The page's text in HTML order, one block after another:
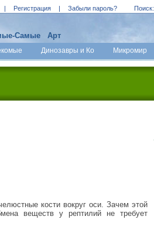
| Регистрация | Забыли пароль? Поиск:
Динозавры и Ко Микромир
Самые Арт
кости вокруг оси. Зачем этой
веществ у рептилий не требует